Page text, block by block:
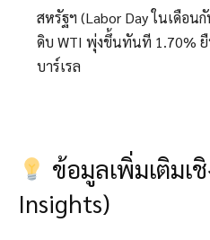
สหรัฐฯ (Labor Day ในเดือน
ดิบ WTI พุ่งขึ้นทันที 1.70%
บาร์เรล
ข้อมูลเพิ่มเติมเ
Insights)